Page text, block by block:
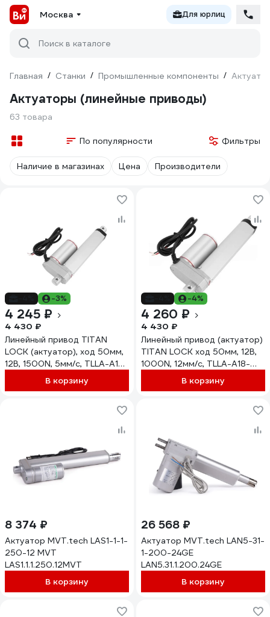
Москва Для юрлиц
Поиск в каталоге
Главная / Станки / Промышленные компоненты /
Актуаторы (линейные приводы)
63 товара
По популярности Фильтры
Наличие в магазинах Цена Производители
-3%
4 245 ₽
4 430 ₽
Линейный привод TITAN
LOCK (актуатор), ход 50мм,
12В, 1500N, 5мм/с, TLLA-A18-
50-12-1500-5В корзину
-4%
4 260 ₽
4 430 ₽
Линейный привод (актуатор)
TITAN LOCK ход 50мм, 12В,
1000N, 12мм/с, TLLA-A18-
50-12-1000-12В корзину
8 374 ₽
Актуатор MVT.tech LAS1-1-1-
250-12 MVT
LAS1.1.1.250.12MVT
В корзину
26 568 ₽
Актуатор MVT.tech LAN5-31-
1-200-24GE
LAN5.31.1.200.24GE
В корзину